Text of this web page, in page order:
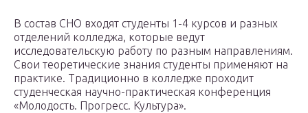
В состав СНО входят студенты 1-4 курсов и разных
отделений колледжа, которые ведут
исследовательскую работу по разным направлениям.
Свои теоретические знания студенты применяют на
практике. Традиционно в колледже проходит
студенческая научно-практическая конференция
«Молодость. Прогресс. Культура».